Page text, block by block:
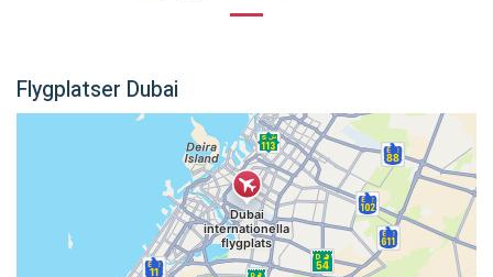
Flygplatser Dubai